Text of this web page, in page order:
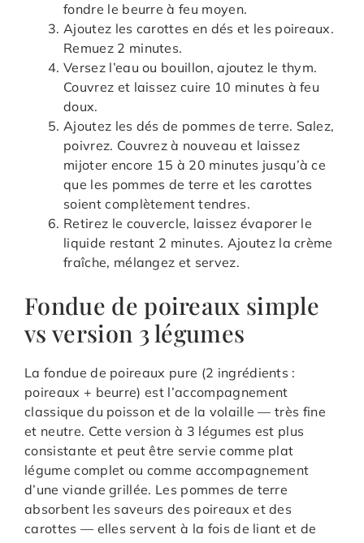
fondre le beurre à feu moyen.
Ajoutez les carottes en dés et les poireaux.
Remuez 2 minutes.
Versez l’eau ou bouillon, ajoutez le thym.
Couvrez et laissez cuire 10 minutes à feu
doux.
Ajoutez les dés de pommes de terre. Salez,
poivrez. Couvrez à nouveau et laissez
mijoter encore 15 à 20 minutes jusqu’à ce
que les pommes de terre et les carottes
soient complètement tendres.
Retirez le couvercle, laissez évaporer le
liquide restant 2 minutes. Ajoutez la crème
fraîche, mélangez et servez.
Fondue de poireaux simple
vs version 3 légumes
La fondue de poireaux pure (2 ingrédients :
poireaux + beurre) est l’accompagnement
classique du poisson et de la volaille — très fine
et neutre. Cette version à 3 légumes est plus
consistante et peut être servie comme plat
légume complet ou comme accompagnement
d’une viande grillée. Les pommes de terre
absorbent les saveurs des poireaux et des
carottes — elles servent à la fois de liant et de